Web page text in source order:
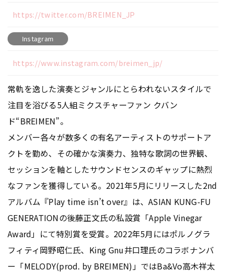
https://twitter.com/BREIMEN_JP
Instagram
https://www.instagram.com/breimen_jp/
常軌を逸した演奏とジャンルにとらわれないスタイルで
注目を浴びる5人組ミクスチャーファン クバン
ド“BREIMEN”。
メンバー各々が数多くの有名アーティストのサポートア
クトを勤め、その確かな演奏力、独特な歌詞の世界観、
セッションを軸としたサウンドセンスのギャップに熱烈
なファンを獲得している。2021年5月にリリースした2nd
アルバム『Play time isn’t over』は、ASIAN KUNG-FU
GENERATIONの後藤正文氏の私設賞「Apple Vinegar
Award」にて特別賞を受賞。2022年5月にはポルノグラ
フィティ岡野昭仁氏、King Gnu井口理氏のコラボナンバ
ー「MELODY(prod. by BREIMEN)」ではBa&Vo高木祥太